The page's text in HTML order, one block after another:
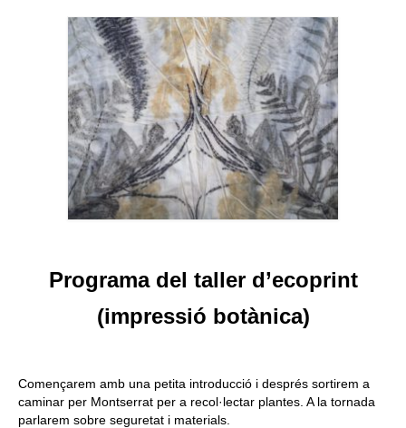
Queda’t amb nosaltres
Arxiu
Contacte
Idioma:
Programa del taller d’ecoprint
(impressió botànica)
Començarem amb una petita introducció i després sortirem a
caminar per Montserrat per a recol·lectar plantes. A la tornada
parlarem sobre seguretat i materials.